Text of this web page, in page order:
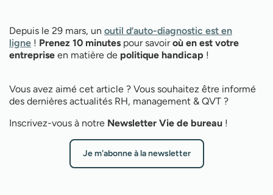
Depuis le 29 mars, un outil d’auto-diagnostic est en
ligne ! Prenez 10 minutes pour savoiroù en est votre
entreprise en matière de politique handicap !
Vous avez aimé cet article ? Vous souhaitez être informé
des dernières actualités RH, management & QVT ?
Inscrivez-vous à notre Newsletter Vie de bureau !
Je m'abonne à la newsletter